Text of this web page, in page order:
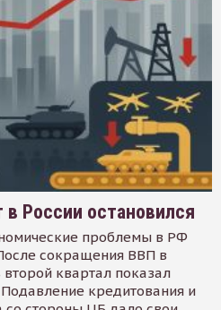
России остановился
проблемы в РФ
сокращения ВВП в
квартал показал
кредитования и